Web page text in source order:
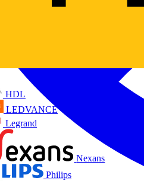
HDL
LEDVANCE
Legrand
Nexans
Philips